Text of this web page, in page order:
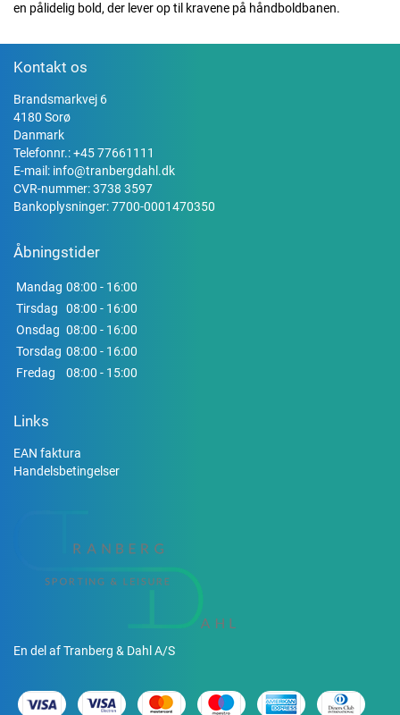
en pålidelig bold, der lever op til kravene på håndboldbanen.
Kontakt os
Brandsmarkvej 6
4180 Sorø
Danmark
Telefonnr.:+45 77661111
E-mail: info@tranbergdahl.dk
CVR-nummer: 3738 3597
Bankoplysninger: 7700-0001470350
Åbningstider
Mandag 08:00 - 16:00
Tirsdag
08:00 - 16:00
Onsdag 08:00 - 16:00
Torsdag 08:00 - 16:00
Fredag
08:00 - 15:00
Links
EAN faktura
Handelsbetingelser
En del af Tranberg & Dahl A/S